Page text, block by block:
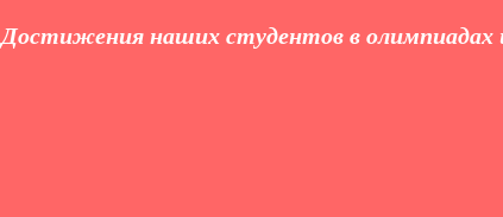
Достижения наших студентов в олимпиадах